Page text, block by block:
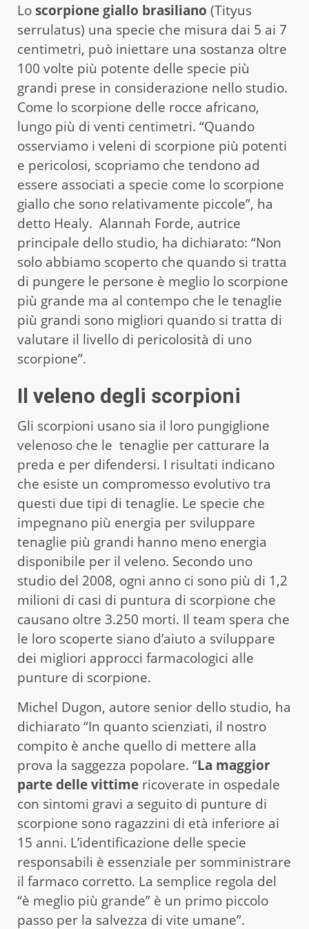
Lo scorpione giallo brasiliano (Tityus
serrulatus) una specie che misura dai 5 ai 7
centimetri, può iniettare una sostanza oltre
100 volte più potente delle specie più
grandi prese in considerazione nello studio.
Come lo scorpione delle rocce africano,
lungo più di venti centimetri. “Quando
osserviamo i veleni di scorpione più potenti
e pericolosi, scopriamo che tendono ad
essere associati a specie come lo scorpione
giallo che sono relativamente piccole”, ha
detto Healy. Alannah Forde, autrice
principale dello studio, ha dichiarato: “Non
solo abbiamo scoperto che quando si tratta
di pungere le persone è meglio lo scorpione
più grande ma al contempo che le tenaglie
più grandi sono migliori quando si tratta di
valutare il livello di pericolosità di uno
scorpione”.
Il veleno degli scorpioni
Gli scorpioni usano sia il loro pungiglione
velenoso che le tenaglie per catturare la
preda e per difendersi. I risultati indicano
che esiste un compromesso evolutivo tra
questi due tipi di tenaglie. Le specie che
impegnano più energia per sviluppare
tenaglie più grandi hanno meno energia
disponibile per il veleno. Secondo uno
studio del 2008, ogni anno ci sono più di 1,2
milioni di casi di puntura di scorpione che
causano oltre 3.250 morti. Il team spera che
le loro scoperte siano d’aiuto a sviluppare
dei migliori approcci farmacologici alle
punture di scorpione.
Michel Dugon, autore senior dello studio, ha
dichiarato “In quanto scienziati, il nostro
compito è anche quello di mettere alla
prova la saggezza popolare. “La maggior
parte delle vittime ricoverate in ospedale
con sintomi gravi a seguito di punture di
scorpione sono ragazzini di età inferiore ai
15 anni. L’identificazione delle specie
responsabili è essenziale per somministrare
il farmaco corretto. La semplice regola del
“è meglio più grande” è un primo piccolo
passo per la salvezza di vite umane”.